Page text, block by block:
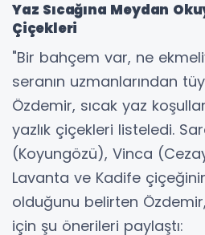
Yaz Sıcağına Meydan
Çiçekleri
"Bir bahçem var, ne
seranın uzmanlarından
Özdemir, sıcak yaz
yazlık çiçekleri listeledi.
(Koyungözü), Vinca
Lavanta ve Kadife
olduğunu belirten
için şu önerileri paylaştı: